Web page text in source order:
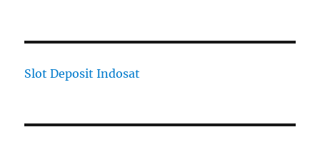
Slot Deposit Indosat